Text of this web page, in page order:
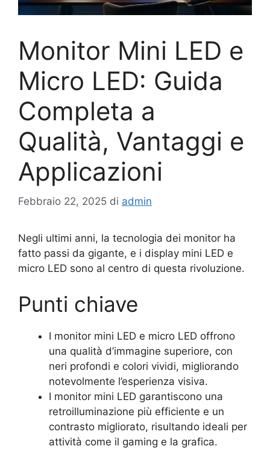
Monitor Mini LED e
Micro LED: Guida
Completa a
Qualità, Vantaggi e
Applicazioni
Febbraio 22, 2025 di admin
Negli ultimi anni, la tecnologia dei monitor ha
fatto passi da gigante, e i display mini LED e
micro LED sono al centro di questa rivoluzione.
Punti chiave
I monitor mini LED e micro LED offrono
una qualità d’immagine superiore, con
neri profondi e colori vividi, migliorando
notevolmente l’esperienza visiva.
I monitor mini LED garantiscono una
retroilluminazione più efficiente e un
contrasto migliorato, risultando ideali per
attività come il gaming e la grafica.